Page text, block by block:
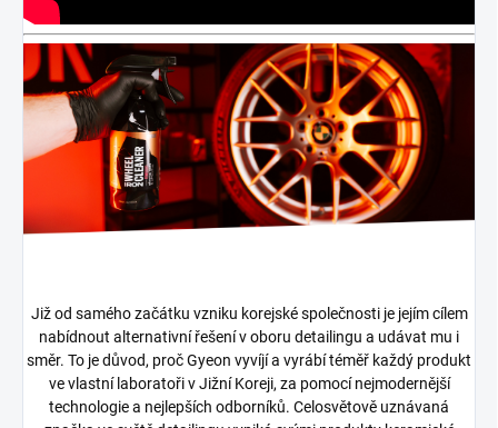
Již od samého začátku vzniku korejské společnosti je jejím cílem
nabídnout alternativní řešení v oboru detailingu a udávat mu i
směr. To je důvod, proč Gyeon vyvíjí a vyrábí téměř každý produkt
ve vlastní laboratoři v Jižní Koreji, za pomocí nejmodernější
technologie a nejlepších odborníků. Celosvětově uznávaná